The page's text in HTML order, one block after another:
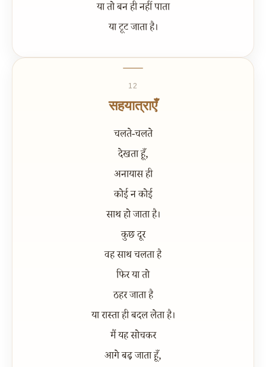
या तो बन ही नहीं पाता
या टूट जाता है।
12
सहयात्राएँ
चलते-चलते
देखता हूँ,
अनायास ही
कोई न कोई
साथ हो जाता है।
कुछ दूर
वह साथ चलता है
फिर या तो
ठहर जाता है
या रास्ता ही बदल लेता है।
मैं यह सोचकर
आगे बढ़ जाता हूँ,